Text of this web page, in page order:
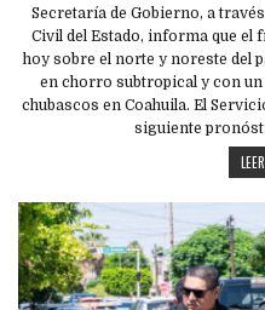
Secretaría de Gobierno, a
Civil del Estado, informa que el
hoy sobre el norte y noreste del
en chorro subtropical y con
chubascos en Coahuila. El
siguiente